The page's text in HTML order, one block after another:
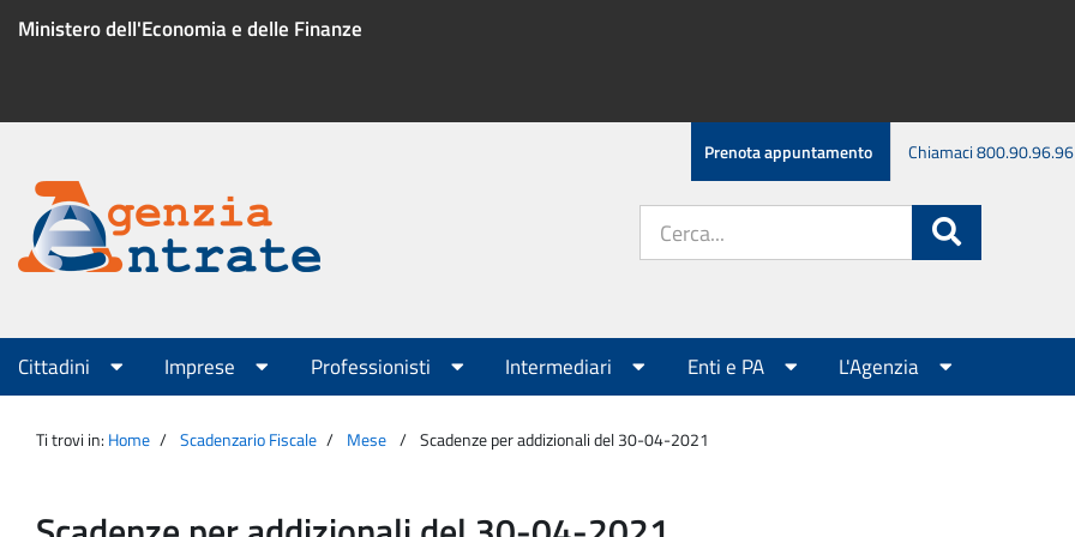
Ministero dell'Economia e delle Finanze
Menu
servizio
Prenota appuntamento Chiamaci 800.90.96.96
Agenzia
Entrate
sito:
Menu
principale
Cittadini Imprese Professionisti Intermediari Enti e PA L'Agenzia
Ti trovi in: Home Scadenzario Fiscale Mese Scadenze per addizionali del 30-04-2021